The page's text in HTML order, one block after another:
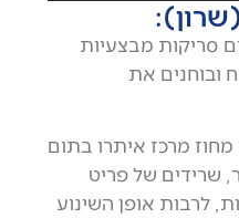
סריקות מבצעיות
ובוחנים את
מחוז מרכז איתרו בתום
שרידים של פריט
לרבות אופן השינוע